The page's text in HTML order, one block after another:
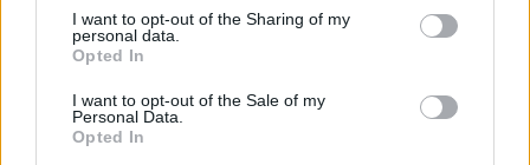
not limited to your visit or usage behaviour. You may click to
grant or deny consent to Google and its third-party tags to
use your data for below specified purposes in below Google
consent section.
I want to opt-out of the Sharing of my
personal data.
Opted In
I want to opt-out of the Sale of my
Personal Data.
Opted In
halasztani tudjunk.”